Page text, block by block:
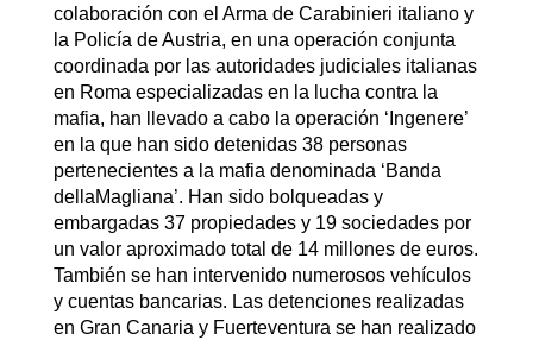
colaboración con el Arma de Carabinieri italiano y
la Policía de Austria, en una operación conjunta
coordinada por las autoridades judiciales italianas
en Roma especializadas en la lucha contra la
mafia, han llevado a cabo la operación ‘Ingenere’
en la que han sido detenidas 38 personas
pertenecientes a la mafia denominada ‘Banda
dellaMagliana’. Han sido bolqueadas y
embargadas 37 propiedades y 19 sociedades por
un valor aproximado total de 14 millones de euros.
También se han intervenido numerosos vehículos
y cuentas bancarias. Las detenciones realizadas
en Gran Canaria y Fuerteventura se han realizado